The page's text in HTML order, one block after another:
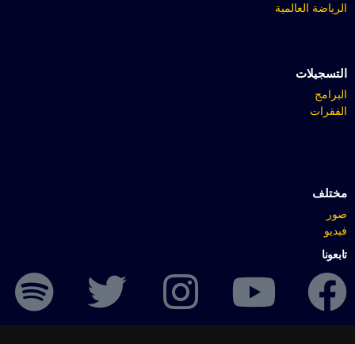
الرياضة العالمية
التسجيلات
البرامج
الفقرات
مختلف
صور
فيديو
تابعونا